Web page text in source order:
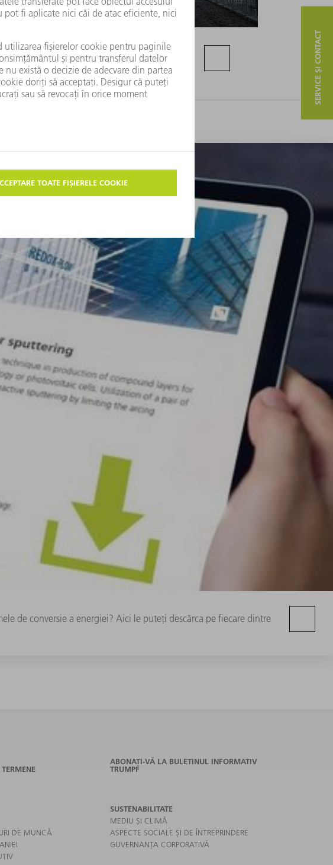
de conversie a energiei? Aici le puteţi descărca pe fiecare dintre
SERVICE ȘI CONTACT
ABONAȚI-VĂ LA BULETINUL INFORMATIV
TRUMPF
DE MUNCĂ
SUSTENABILITATE
MEDIU ȘI CLIMĂ
ASPECTE SOCIALE ȘI DE ÎNTREPRINDERE
GUVERNANȚA CORPORATIVĂ